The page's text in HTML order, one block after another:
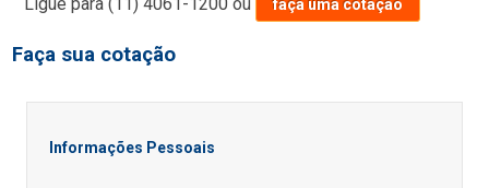
faça uma cotação
Faça sua cotação
Informações Pessoais